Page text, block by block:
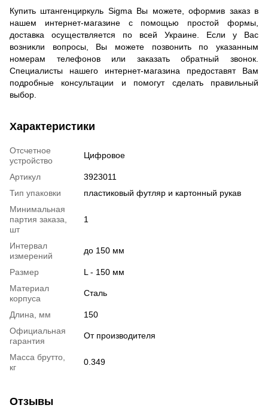
Купить штангенциркуль Sigma Вы можете, оформив заказ в
нашем интернет-магазине с помощью простой формы,
доставка осуществляется по всей Украине. Если у Вас
возникли вопросы, Вы можете позвонить по указанным
номерам телефонов или заказать обратный звонок.
Специалисты нашего интернет-магазина предоставят Вам
подробные консультации и помогут сделать правильный
выбор.
Характеристики
Отсчетное
устройство
Цифровое
Артикул
3923011
Тип упаковки
пластиковый футляр и картонный рукав
Минимальная
партия заказа,
шт
1
Интервал
измерений
до 150 мм
Размер
L - 150 мм
Материал
корпуса
Сталь
Длина, мм
150
Официальная
гарантия
От производителя
Масса брутто,
кг
0.349
Отзывы